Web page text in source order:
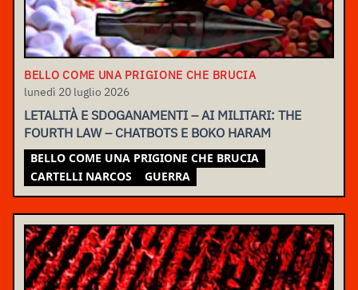
BELLO COME UNA PRIGIONE CHE BRUCIA
lunedì 20 luglio 2026
LETALITÀ E SDOGANAMENTI – AI MILITARI: THE
FOURTH LAW – CHATBOTS E BOKO HARAM
BELLO COME UNA PRIGIONE CHE BRUCIA
CARTELLI NARCOS
GUERRA